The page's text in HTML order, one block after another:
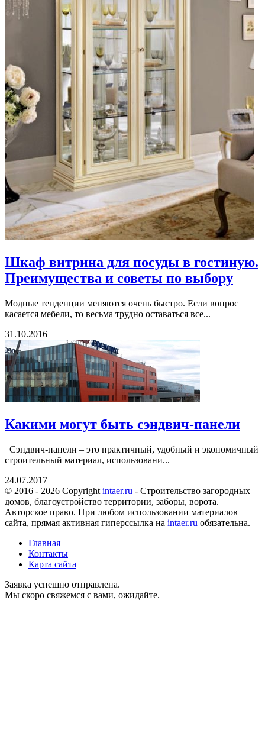
Шкаф витрина для посуды в гостиную.
Преимущества и советы по выбору
Модные тенденции меняются очень быстро. Если вопрос
касается мебели, то весьма трудно оставаться все...
31.10.2016
Какими могут быть сэндвич-панели
Сэндвич-панели – это практичный, удобный и экономичный
строительный материал, использовани...
24.07.2017
© 2016 - 2026 Copyright intaer.ru - Cтроительство загородных
домов, благоустройство территории, заборы, ворота.
Авторское право. При любом использовании материалов
сайта, прямая активная гиперссылка на intaer.ru обязательна.
Главная
Контакты
Карта сайта
Заявка успешно отправлена.
Мы скоро свяжемся с вами, ожидайте.